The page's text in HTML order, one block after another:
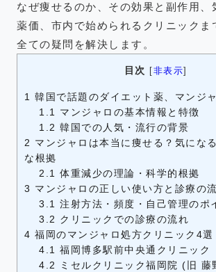
福岡の ビジネス 情報
なぜ痩せるのか、その効果と副作用、
薬価、市内で始められるクリニックま
全ての疑問を解決します。
目次 [非表示]
1 韓国で話題のダイエット薬、マンジ
1.1 マンジャロの基本情報と特徴
1.2 韓国での人気・流行の背景
2 マンジャロは本当に痩せる？気にな
な根拠
2.1 体重減少の理論・科学的根拠
3 マンジャロの正しい使い方と診療の
3.1 注射方法・頻度・自己管理のポ
3.2 クリニックでの診療の流れ
4 福岡のマンジャロ処方クリニック4選
4.1 福岡博多駅前中央通クリニック
4.2
ミセルクリニック福岡院 (旧 藤